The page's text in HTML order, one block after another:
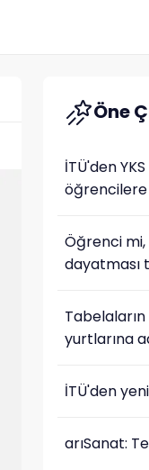
Öne
İTÜ'den
öğrencilere
Öğrenci
dayatması
yurtlarına
İTÜ'den
arıSanat: